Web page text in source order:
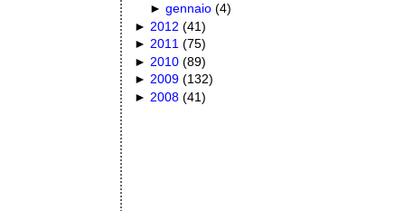
►gennaio (4)
► 2012 (41)
►2011 (75)
► 2010 (89)
►2009 (132)
► 2008 (41)